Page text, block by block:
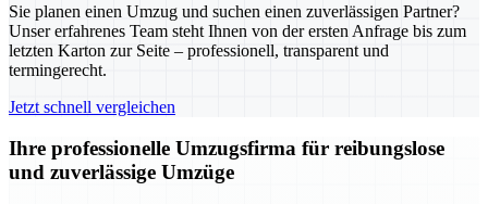
Sie planen einen Umzug und suchen einen zuverlässigen Partner?
Unser erfahrenes Team steht Ihnen von der ersten Anfrage bis zum
letzten Karton zur Seite – professionell, transparent und
termingerecht.
Jetzt schnell vergleichen
Ihre professionelle Umzugsfirma für reibungslose
und zuverlässige Umzüge